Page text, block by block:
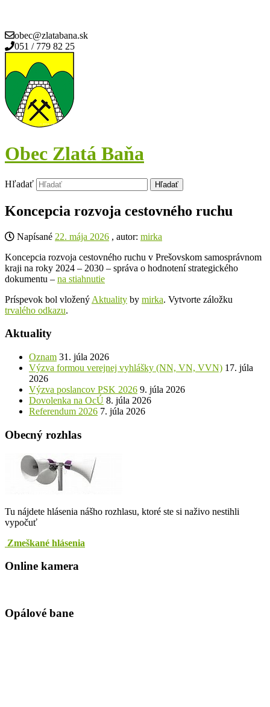
obec@zlatabana.sk
051 / 779 82 25
Obec Zlatá Baňa
Hľadať
Koncepcia rozvoja cestovného ruchu
Napísané 22. mája 2026 , autor: mirka
Koncepcia rozvoja cestovného ruchu v Prešovskom samosprávnom
kraji na roky 2024 – 2030 – správa o hodnotení strategického
dokumentu – na stiahnutie
Príspevok bol vložený Aktuality by mirka. Vytvorte záložku
trvalého odkazu.
Aktuality
Oznam 31. júla 2026
Výzva formou verejnej vyhlášky (NN, VN, VVN) 17. júla
2026
Výzva poslancov PSK 2026 9. júla 2026
Dovolenka na OcÚ 8. júla 2026
Referendum 2026 7. júla 2026
Obecný rozhlas
Tu nájdete hlásenia nášho rozhlasu, ktoré ste si naživo nestihli
vypočuť
Zmeškané hlásenia
Online kamera
Opálové bane